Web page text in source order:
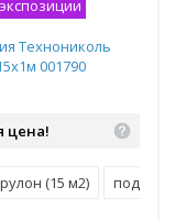
Технониколь
001790
цена!
рулон (15 м2) поддон